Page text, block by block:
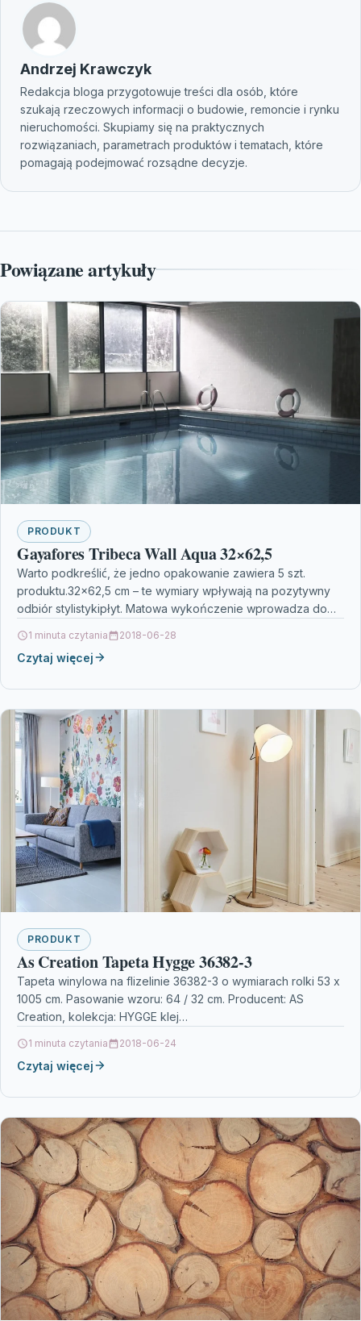
Andrzej Krawczyk
Redakcja bloga przygotowuje treści dla osób, które
szukają rzeczowych informacji o budowie, remoncie i rynku
nieruchomości. Skupiamy się na praktycznych
rozwiązaniach, parametrach produktów i tematach, które
pomagają podejmować rozsądne decyzje.
Powiązane artykuły
PRODUKT
Gayafores Tribeca Wall Aqua 32×62,5
Warto podkreślić, że jedno opakowanie zawiera 5 szt.
produktu.32×62,5 cm – te wymiary wpływają na pozytywny
odbiór stylistykipłyt. Matowa wykończenie wprowadza do
1 minuta czytania 2018-06-28
Czytaj więcej
PRODUKT
As Creation Tapeta Hygge 36382-3
Tapeta winylowa na flizelinie 36382-3 o wymiarach rolki 53 x
1005 cm. Pasowanie wzoru: 64 / 32 cm. Producent: AS
Creation, kolekcja: HYGGE klej…
1 minuta czytania 2018-06-24
Czytaj więcej